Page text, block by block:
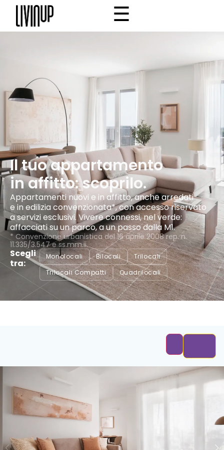
Community
Why Livinup
☰
Il tuo appartamento
in affitto: scoprilo.
Appartamenti nuovi e in affitto, anche arredati
e in edilizia convenzionata*, con accesso riservato
a servizi esclusivi. Vivere connessi, nel verde:
affacciati su un parco, a un passo dalla M1.
* Convenzione urbanistica del 16 aprile 2008 rep. n.
11.335/3.547 e ss.mm.ii.
Scegli
tra:
Monolocali Bilocali
Trilocali
Trilocali Compatti
Quadrilocali